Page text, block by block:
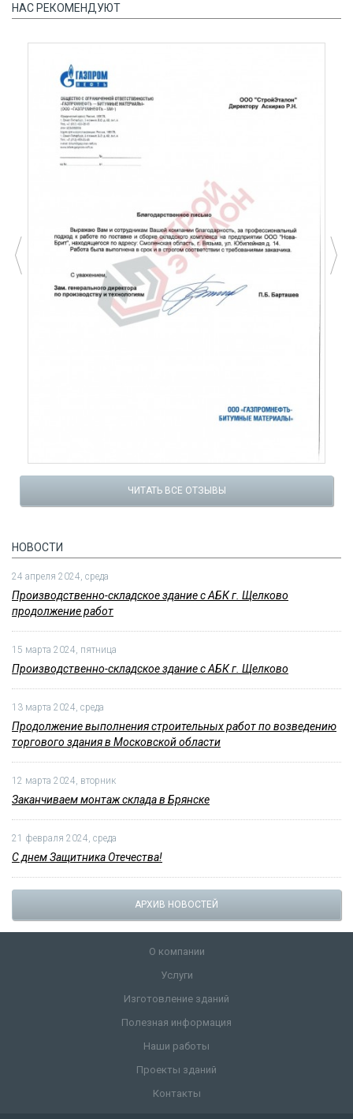
НАС РЕКОМЕНДУЮТ
ЧИТАТЬ ВСЕ ОТЗЫВЫ
НОВОСТИ
24 апреля 2024, среда
Производственно-складское здание с АБК г. Щелково
продолжение работ
15 марта 2024, пятница
Производственно-складское здание с АБК г. Щелково
13 марта 2024, среда
Продолжение выполнения строительных работ по возведению
торгового здания в Московской области
12 марта 2024, вторник
Заканчиваем монтаж склада в Брянске
21 февраля 2024, среда
С днем Защитника Отечества!
АРХИВ НОВОСТЕЙ
О компании
Услуги
Изготовление зданий
Полезная информация
Наши работы
Проекты зданий
Контакты